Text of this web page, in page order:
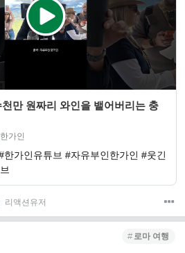
만 원짜리 와인을 뱉어버리는 충
가인
가인유튜브 #자유부인한가인 #웃긴
리액션유저
로마 여행